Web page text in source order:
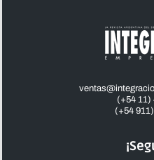
(+54 11)
(+54